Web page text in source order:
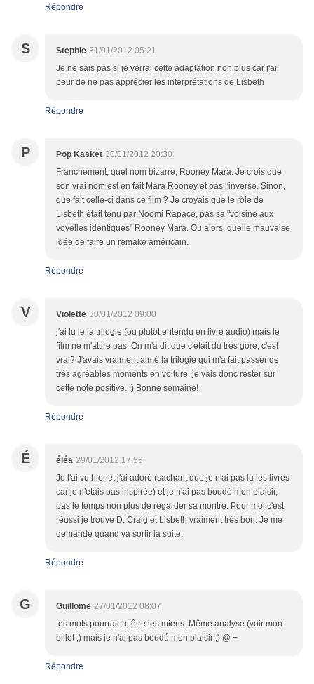
Répondre
S Stephie 31/01/2012 05:21
Je ne sais pas si je verrai cette adaptation non plus car j'ai
peur de ne pas apprécier les interprétations de Lisbeth
Répondre
P Pop Kasket 30/01/2012 20:30
Franchement, quel nom bizarre, Rooney Mara. Je crois que
son vrai nom est en fait Mara Rooney et pas l'inverse. Sinon,
que fait celle-ci dans ce film ? Je croyais que le rôle de
Lisbeth était tenu par Noomi Rapace, pas sa "voisine aux
voyelles identiques" Rooney Mara. Ou alors, quelle mauvaise
idée de faire un remake américain.
Répondre
V Violette 30/01/2012 09:00
j'ai lu le la trilogie (ou plutôt entendu en livre audio) mais le
film ne m'attire pas. On m'a dit que c'était du très gore, c'est
vrai? J'avais vraiment aimé la trilogie qui m'a fait passer de
très agréables moments en voiture, je vais donc rester sur
cette note positive. :) Bonne semaine!
Répondre
É éléa 29/01/2012 17:56
Je l'ai vu hier et j'ai adoré (sachant que je n'ai pas lu les livres
car je n'étais pas inspirée) et je n'ai pas boudé mon plaisir,
pas le temps non plus de regarder sa montre. Pour moi c'est
réussi je trouve D. Craig et Lisbeth vraiment très bon. Je me
demande quand va sortir la suite.
Répondre
G Guillome 27/01/2012 08:07
tes mots pourraient être les miens. Même analyse (voir mon
billet ;) mais je n'ai pas boudé mon plaisir ;) @ +
Répondre